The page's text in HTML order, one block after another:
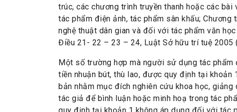
trúc, các chương trình truyền thanh hoặc các
tác phẩm điện ảnh, tác phẩm sân khấu;
nghệ thuật dân gian và đối với tác phẩm văn
Điều 21- 22 – 23 – 24, Luật Sở hữu trí tuệ 2005
Một số trường hợp mà người sử dụng tác
tiền nhuận bút, thù lao, được quy định tại khoản
bản nhằm mục đích nghiên cứu khoa học,
tác giả để bình luận hoặc minh hoạ trong tác